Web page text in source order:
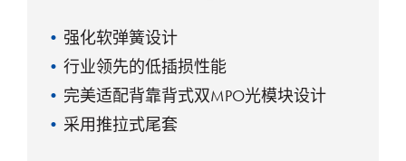
强化软弹簧设计
行业领先的低插损性能
完美适配背靠背式双MPO光模块设计
采用推拉式尾套